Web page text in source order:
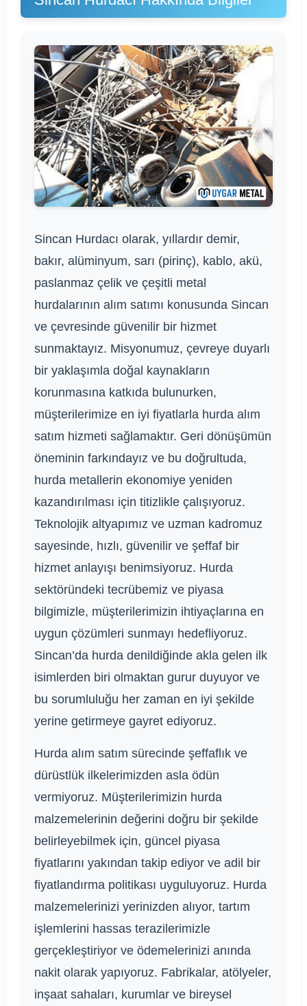
Sincan Hurdacı olarak, yıllardır demir,
bakır, alüminyum, sarı (pirinç), kablo, akü,
paslanmaz çelik ve çeşitli metal
hurdalarının alım satımı konusunda Sincan
ve çevresinde güvenilir bir hizmet
sunmaktayız. Misyonumuz, çevreye duyarlı
bir yaklaşımla doğal kaynakların
korunmasına katkıda bulunurken,
müşterilerimize en iyi fiyatlarla hurda alım
satım hizmeti sağlamaktır. Geri dönüşümün
öneminin farkındayız ve bu doğrultuda,
hurda metallerin ekonomiye yeniden
kazandırılması için titizlikle çalışıyoruz.
Teknolojik altyapımız ve uzman kadromuz
sayesinde, hızlı, güvenilir ve şeffaf bir
hizmet anlayışı benimsiyoruz. Hurda
sektöründeki tecrübemiz ve piyasa
bilgimizle, müşterilerimizin ihtiyaçlarına en
uygun çözümleri sunmayı hedefliyoruz.
Sincan’da hurda denildiğinde akla gelen ilk
isimlerden biri olmaktan gurur duyuyor ve
bu sorumluluğu her zaman en iyi şekilde
yerine getirmeye gayret ediyoruz.
Hurda alım satım sürecinde şeffaflık ve
dürüstlük ilkelerimizden asla ödün
vermiyoruz. Müşterilerimizin hurda
malzemelerinin değerini doğru bir şekilde
belirleyebilmek için, güncel piyasa
fiyatlarını yakından takip ediyor ve adil bir
fiyatlandırma politikası uyguluyoruz. Hurda
malzemelerinizi yerinizden alıyor, tartım
işlemlerini hassas terazilerimizle
gerçekleştiriyor ve ödemelerinizi anında
nakit olarak yapıyoruz. Fabrikalar, atölyeler,
inşaat sahaları, kurumlar ve bireysel